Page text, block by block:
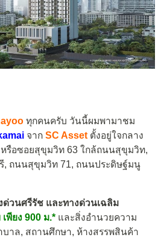
ทุกคนครับ วันนี้ผมพามาชม
จาก SC Asset ตั้งอยู่ใจกลาง
รือซอยสุขุมวิท 63 ใกล้ถนนสุขุมวิท,
, ถนนสุขุมวิท 71, ถนนประดิษฐ์มนู
วนศรีรัช และทางด่วนเฉลิม
พียง 900 ม.* และสิ่งอำนวยความ
บาล, สถานศึกษา, ห้างสรรพสินค้า